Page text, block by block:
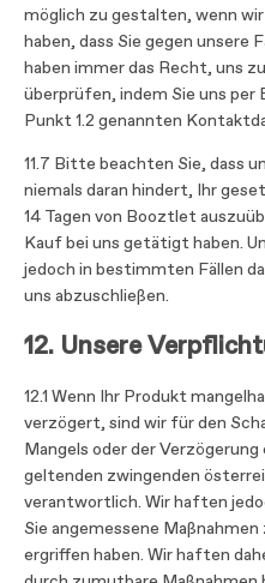
möglich zu gestalten, wenn
haben, dass Sie gegen unsere
haben immer das Recht, uns
überprüfen, indem Sie uns per
Punkt 1.2 genannten
11.7 Bitte beachten Sie, dass
niemals daran hindert, Ihr
14 Tagen von Booztlet
Kauf bei uns getätigt haben.
jedoch in bestimmten Fällen
uns abzuschließen.
12. Unsere
12.1 Wenn Ihr Produkt
verzögert, sind wir für den
Mangels oder der
geltenden zwingenden
verantwortlich. Wir haften
Sie angemessene
ergriffen haben. Wir haften